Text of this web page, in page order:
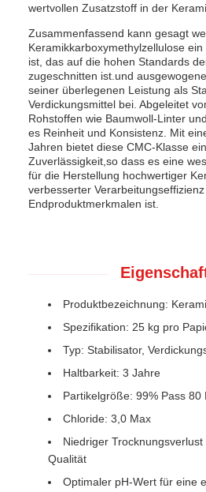
wertvollen Zusatzstoff in der
Zusammenfassend kann gesagt
Keramikkarboxymethylzellulose
ist, das auf die hohen Standards
zugeschnitten ist.und
seiner überlegenen Leistung als
Verdickungsmittel bei. Abgeleitet
Rohstoffen wie Baumwoll-Linter
es Reinheit und Konsistenz. Mit
Jahren bietet diese CMC-Klasse
Zuverlässigkeit,so dass es eine
für die Herstellung hochwertiger
verbesserter
Endproduktmerkmalen ist.
Produktbezeichnung:
Spezifikation: 25 kg pro
Typ: Stabilisator,
Haltbarkeit: 3 Jahre
Partikelgröße: 99% Pass 80
Chloride: 3,0 Max
Niedriger
Qualität
Optimaler pH-Wert für eine